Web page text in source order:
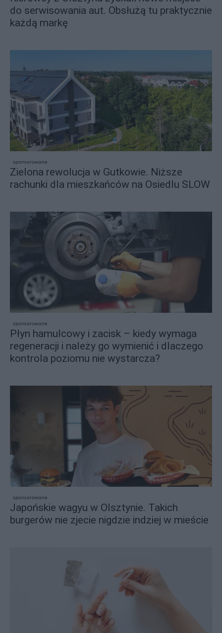
do serwisowania aut. Obsłużą tu praktycznie
każdą markę
sponsorowane
Zielona rewolucja w Gutkowie. Niższe
rachunki dla mieszkańców na Osiedlu SLOW
sponsorowane
Płyn hamulcowy i zacisk – kiedy wymaga
regeneracji i należy go wymienić i dlaczego
kontrola poziomu nie wystarcza?
sponsorowane
Japońskie wagyu w Olsztynie. Takich
burgerów nie zjecie nigdzie indziej w mieście